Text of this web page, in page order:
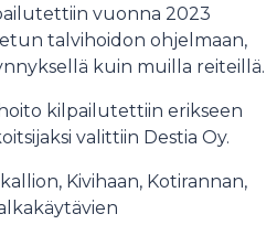
vuonna 2023
talvihoidon ohjelmaan,
kuin muilla reiteillä.
kilpailutettiin erikseen
valittiin Destia Oy.
Kivihaan, Kotirannan,